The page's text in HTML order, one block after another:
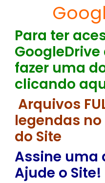
Para ter
fazer uma
clicando
Arquivos
legendas
do Site
Assine uma
Ajude o Site!